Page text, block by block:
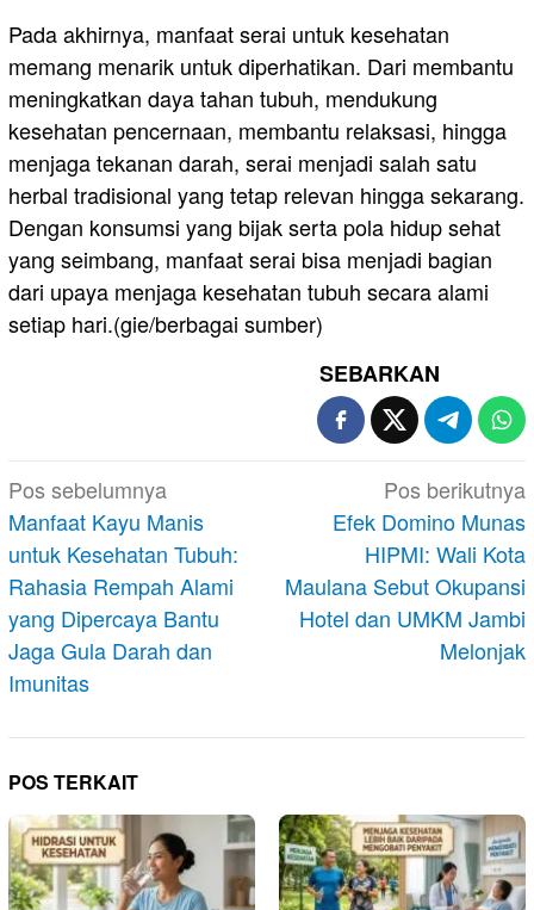
Pada akhirnya, manfaat serai untuk kesehatan
memang menarik untuk diperhatikan. Dari membantu
meningkatkan daya tahan tubuh, mendukung
kesehatan pencernaan, membantu relaksasi, hingga
menjaga tekanan darah, serai menjadi salah satu
herbal tradisional yang tetap relevan hingga sekarang.
Dengan konsumsi yang bijak serta pola hidup sehat
yang seimbang, manfaat serai bisa menjadi bagian
dari upaya menjaga kesehatan tubuh secara alami
setiap hari.(gie/berbagai sumber)
SEBARKAN
Navigasi
pos
Pos sebelumnya
Manfaat Kayu Manis
untuk Kesehatan Tubuh:
Rahasia Rempah Alami
yang Dipercaya Bantu
Jaga Gula Darah dan
Imunitas
Pos berikutnya
Efek Domino Munas
HIPMI: Wali Kota
Maulana Sebut Okupansi
Hotel dan UMKM Jambi
Melonjak
POS TERKAIT